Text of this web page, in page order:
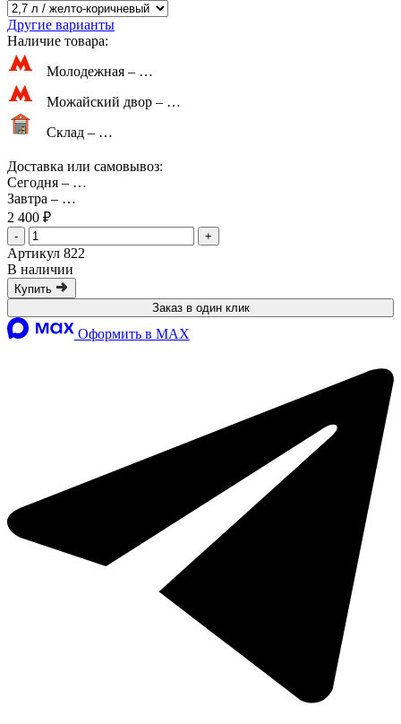
Другие варианты
Наличие товара:
Молодежная – …
Можайский двор – …
Склад – …
Доставка или самовывоз:
Сегодня – …
Завтра – …
2 400 ₽
- +
Артикул 822
В наличии
Купить
Заказ в один клик
Оформить в MAX